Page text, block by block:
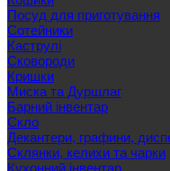
Посуд для приготування
Сотейники
Каструлі
Сковороди
Кришки
Миска та Дуршлаг
Барний інвентар
Скло
Декантери, графини,
Склянки, келихи та чарки
Кухонний інвентар